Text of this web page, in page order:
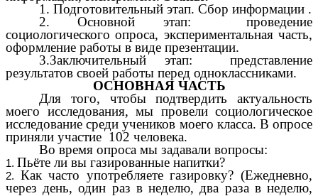
1. Подготовительный этап. Сбор информации .
2. Основной этап: проведение
социологического опроса, экспериментальная часть,
оформление работы в виде презентации.
3.Заключительный этап: представление
результатов своей работы перед одноклассниками.
ОСНОВНАЯ ЧАСТЬ
Для того, чтобы подтвердить актуальность
моего исследования, мы провели социологическое
исследование среди учеников моего класса. В опросе
приняли участие 102 человека.
Во время опроса мы задавали вопросы:
Пьёте ли вы газированные напитки?
Как часто употребляете газировку? (Ежедневно,
через день, один раз в неделю, два раза в неделю,